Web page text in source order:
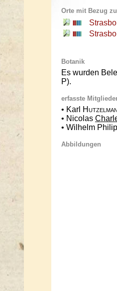
Orte mit Bezug
Botanik
Es wurden
P).
erfasste
• Karl
• Nicolas
• Wilhelm
Abbildungen